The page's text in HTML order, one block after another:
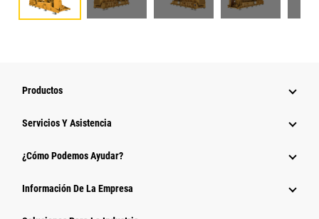
Productos
Servicios Y Asistencia
¿Cómo Podemos Ayudar?
Información De La Empresa